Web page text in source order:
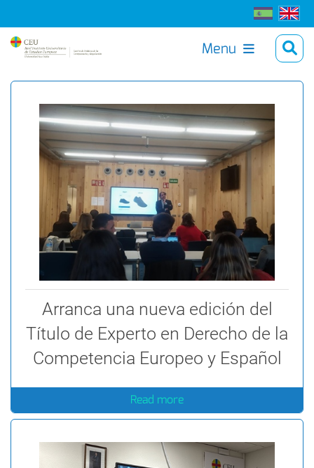
Menu
Arranca una nueva edición del
Título de Experto en Derecho de la
Competencia Europeo y Español
Read more